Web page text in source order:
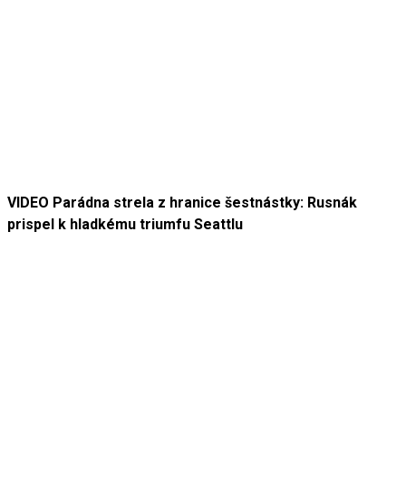
VIDEO Parádna strela z hranice šestnástky: Rusnák
prispel k hladkému triumfu Seattlu